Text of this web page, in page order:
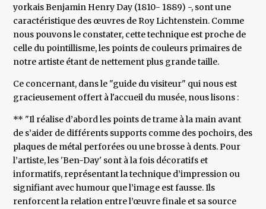
yorkais Benjamin Henry Day (1810- 1889) -, sont une
caractéristique des œuvres de Roy Lichtenstein. Comme
nous pouvons le constater, cette technique est proche de
celle du pointillisme, les points de couleurs primaires de
notre artiste étant de nettement plus grande taille.
Ce concernant, dans le "guide du visiteur" qui nous est
gracieusement offert à l'accueil du musée, nous lisons :
** "Il réalise d’abord les points de trame à la main avant
de s’aider de différents supports comme des pochoirs, des
plaques de métal perforées ou une brosse à dents. Pour
l’artiste, les 'Ben-Day' sont à la fois décoratifs et
informatifs, représentant la technique d’impression ou
signifiant avec humour que l’image est fausse. Ils
renforcent la relation entre l’œuvre finale et sa source